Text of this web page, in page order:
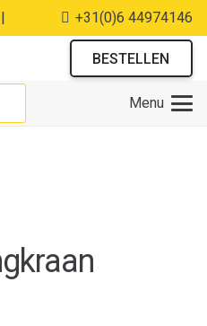
| +31(0)6 44974146
BESTELLEN
Menu